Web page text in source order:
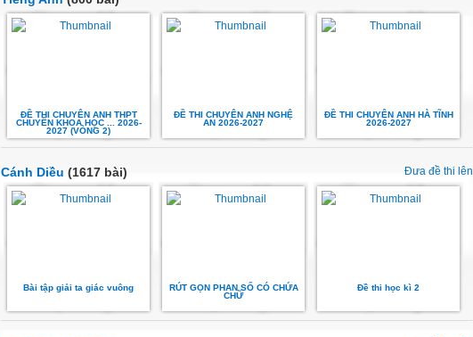
ĐỀ THI CHUYÊN ANH THPT
CHUYÊN KHOA HỌC ... 2026-
2027 (VÒNG 2)
ĐỀ THI CHUYÊN ANH NGHỆ
AN 2026-2027
ĐỀ THI CHUYÊN ANH HÀ TĨNH
2026-2027
Đưa đề thi lên
Cánh Diều (1617 bài)
Bài tập giải ta giác vuông
RÚT GỌN PHAN SỐ CÓ CHỨA
CHỮ
Đề thi học kì 2